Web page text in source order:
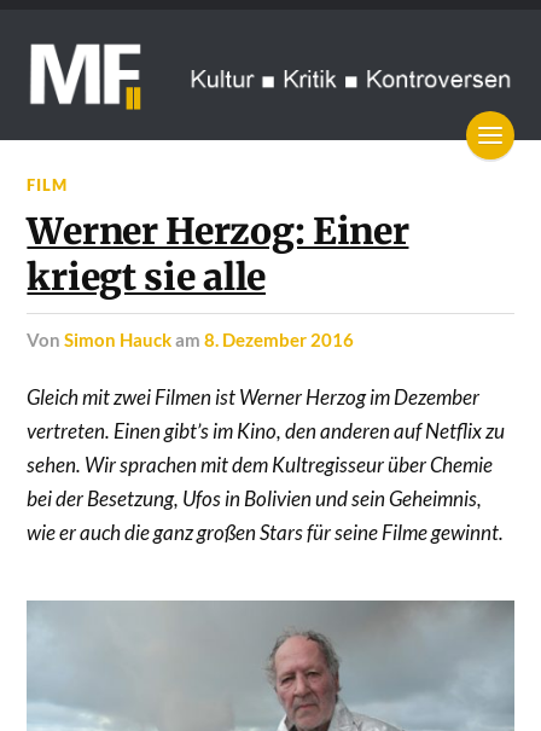
FILM
Werner Herzog: Einer
kriegt sie alle
vonSimon Hauckam8. Dezember 2016
Gleich mit zwei Filmen ist Werner Herzog im Dezember
vertreten. Einen gibt’s im Kino, den anderen auf Netflix zu
sehen. Wir sprachen mit dem Kultregisseur über Chemie
bei der Besetzung, Ufos in Bolivien und sein Geheimnis,
wie er auch die ganz großen Stars für seine Filme gewinnt.